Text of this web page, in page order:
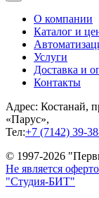
О компании
Каталог и
Услуги
Доставка и
Контакты
Адрес: Костанай,
«Парус»,
Тел:+7 (7142) 39-
© 1997-2026
Не является
"Студия-БИТ"